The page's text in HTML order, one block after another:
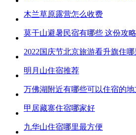
木兰草原露营怎么收费
莫干山避暑民宿有哪些 这份攻
2022国庆节北京旅游看升旗住
明月山住宿推荐
万佛湖附近有哪些可以住宿的
甲居藏寨住宿哪家好
九华山住宿哪里最方便